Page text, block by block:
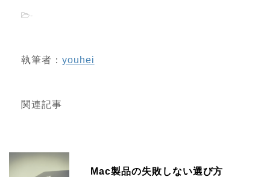
-
執筆者： youhei
関連記事
Mac製品の失敗しない選び方